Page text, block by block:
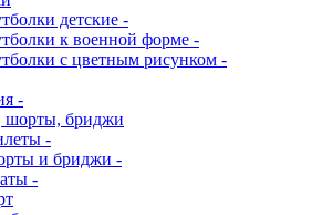
детские -
к военной форме -
с цветным рисунком -
-
бриджи
-
и бриджи -
-